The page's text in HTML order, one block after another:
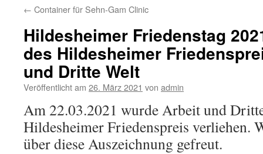
← Container für Sehn-Gam Clinic
Hildesheimer Friedenstag
des Hildesheimer
und Dritte Welt
Veröffentlicht am 26. März 2021 von admin
Am 22.03.2021 wurde Arbeit und
Hildesheimer Friedenspreis verliehen.
über diese Auszeichnung gefreut.